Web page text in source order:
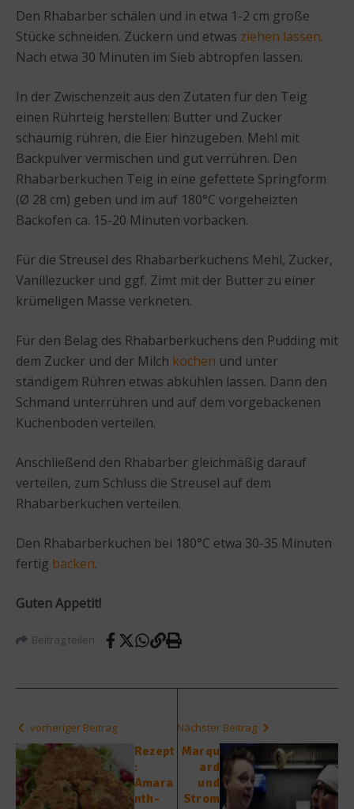
Den Rhabarber schälen und in etwa 1-2 cm große
Stücke schneiden. Zuckern und etwas ziehen lassen.
Nach etwa 30 Minuten im Sieb abtropfen lassen.
In der Zwischenzeit aus den Zutaten für den Teig
einen Rührteig herstellen: Butter und Zucker
schaumig rühren, die Eier hinzugeben. Mehl mit
Backpulver vermischen und gut verrühren. Den
Rhabarberkuchen Teig in eine gefettete Springform
(Ø 28 cm) geben und im auf 180°C vorgeheizten
Backofen ca. 15-20 Minuten vorbacken.
Für die Streusel des Rhabarberkuchens Mehl, Zucker,
Vanillezucker und ggf. Zimt mit der Butter zu einer
krümeligen Masse verkneten.
Für den Belag des Rhabarberkuchens den Pudding mit
dem Zucker und der Milch kochen und unter
ständigem Rühren etwas abkühlen lassen. Dann den
Schmand unterrühren und auf dem vorgebackenen
Kuchenboden verteilen.
Anschließend den Rhabarber gleichmäßig darauf
verteilen, zum Schluss die Streusel auf dem
Rhabarberkuchen verteilen.
Den Rhabarberkuchen bei 180°C etwa 30-35 Minuten
fertig backen.
Guten Appetit!
Beitrag teilen
vorheriger Beitrag
Rezept
:
Amara
nth-
Nächster Beitrag
Marqu
ard
und
Strom